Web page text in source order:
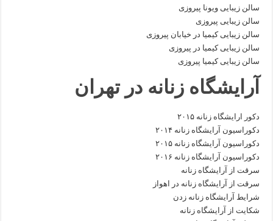
سالن زیبایی ویونا پیروزی
سالن زیبایی پیروزی
سالن زیبایی کیمیا در خیابان پیروزی
سالن زیبایی کیمیا در پیروزی
سالن زیبایی کیمیا پیروزی
آرایشگاه زنانه در تهران
دکور ارایشگاه زنانه ۲۰۱۵
دکوراسیون آرایشگاه زنانه ۲۰۱۴
دکوراسیون آرایشگاه زنانه ۲۰۱۵
دکوراسیون آرایشگاه زنانه ۲۰۱۶
سرقت از آرایشگاه زنانه
سرقت از آرایشگاه زنانه در اهواز
شرایط آرایشگاه زنانه زدن
شکایت از آرایشگاه زنانه